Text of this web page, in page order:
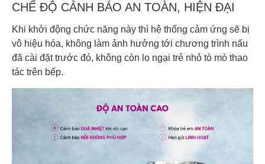
CHẾ ĐỘ CẢNH BÁO AN TOÀN, HIỆN ĐẠI
Khi khởi động chức năng này thì hệ thống cảm ứng sẽ bị
vô hiệu hóa, không làm ảnh hưởng tới chương trình nấu
đã cài đặt trước đó, không còn lo ngại trẻ nhỏ tò mò thao
tác trên bếp.